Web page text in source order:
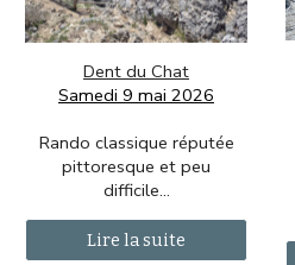
Dent du Chat
Samedi 9 mai 2026
Rando classique réputée
pittoresque et peu
difficile...
Lire la suite